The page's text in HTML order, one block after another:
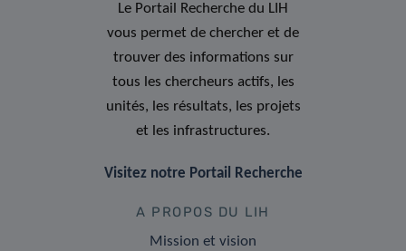
Le Portail Recherche du LIH
vous permet de chercher et de
trouver des informations sur
tous les chercheurs actifs, les
unités, les résultats, les projets
et les infrastructures.
Visitez notre Portail Recherche
A PROPOS DU LIH
Mission et vision